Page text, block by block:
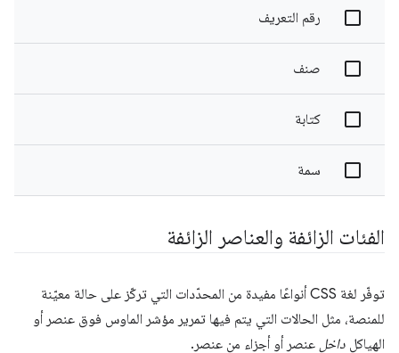
رقم التعريف
صنف
كتابة
سمة
الفئات الزائفة والعناصر الزائفة
توفّر لغة CSS أنواعًا مفيدة من المحدّدات التي تركّز على حالة معيّنة
للمنصة، مثل الحالات التي يتم فيها تمرير مؤشر الماوس فوق عنصر أو
الهياكل داخل عنصر أو أجزاء من عنصر.